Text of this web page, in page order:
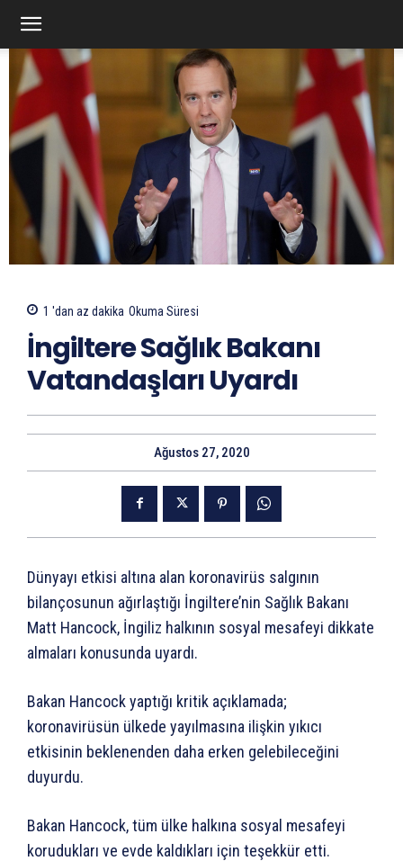
1 'dan az dakika Okuma Süresi
İngiltere Sağlık Bakanı
Vatandaşları Uyardı
Ağustos 27, 2020
Dünyayı etkisi altına alan koronavirüs salgının
bilançosunun ağırlaştığı İngiltere’nin Sağlık Bakanı
Matt Hancock, İngiliz halkının sosyal mesafeyi dikkate
almaları konusunda uyardı.
Bakan Hancock yaptığı kritik açıklamada;
koronavirüsün ülkede yayılmasına ilişkin yıkıcı
etkisinin beklenenden daha erken gelebileceğini
duyurdu.
Bakan Hancock, tüm ülke halkına sosyal mesafeyi
korudukları ve evde kaldıkları için teşekkür etti.